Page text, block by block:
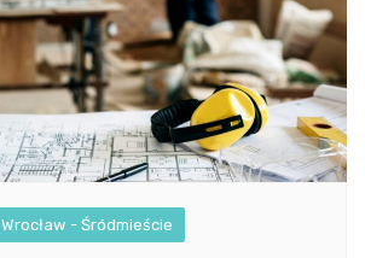
Wrocław - Śródmieście